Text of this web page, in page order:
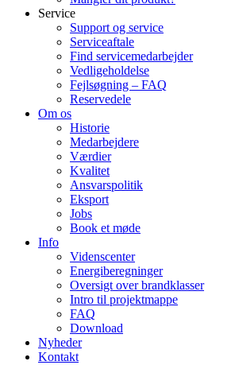
Service
Support og service
Serviceaftale
Find servicemedarbejder
Vedligeholdelse
Fejlsøgning – FAQ
Reservedele
Om os
Historie
Medarbejdere
Værdier
Kvalitet
Ansvarspolitik
Eksport
Jobs
Book et møde
Info
Videnscenter
Energiberegninger
Oversigt over brandklasser
Intro til projektmappe
FAQ
Download
Nyheder
Kontakt